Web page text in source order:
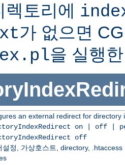
렉토리에
가 없으면
을 실행
an external redirect for directory
on | off |
off
설정, 가상호스트, directory, .htaccess